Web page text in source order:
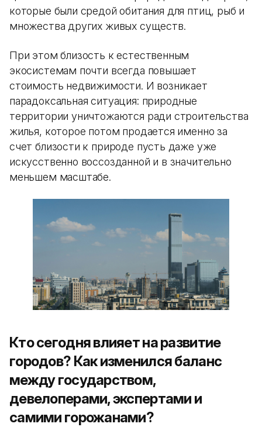
которые были средой обитания для птиц, рыб и
множества других живых существ.
При этом близость к естественным
экосистемам почти всегда повышает
стоимость недвижимости. И возникает
парадоксальная ситуация: природные
территории уничтожаются ради строительства
жилья, которое потом продается именно за
счет близости к природе пусть даже уже
искусственно воссозданной и в значительно
меньшем масштабе.
Кто сегодня влияет на развитие
городов? Как изменился баланс
между государством,
девелоперами, экспертами и
самими горожанами?